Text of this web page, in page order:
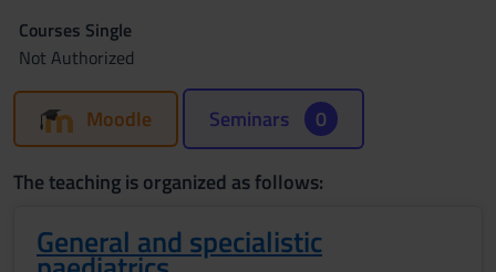
Courses Single
Not Authorized
Moodle Seminars 0
The teaching is organized as follows:
General and specialistic